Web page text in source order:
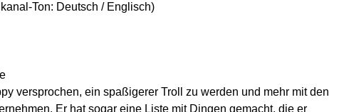
Ton: Deutsch / Englisch)
versprochen, ein spaßigerer Troll zu werden und mehr mit den
Er hat sogar eine Liste mit Dingen gemacht, die er